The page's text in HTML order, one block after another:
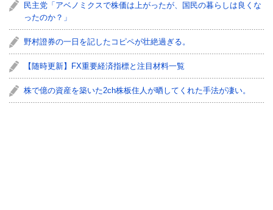
民主党「アベノミクスで株価は上がったが、国民の暮らしは良くな
ったのか？」
野村證券の一日を記したコピペが壮絶過ぎる。
【随時更新】FX重要経済指標と注目材料一覧
株で億の資産を築いた2ch株板住人が晒してくれた手法が凄い。